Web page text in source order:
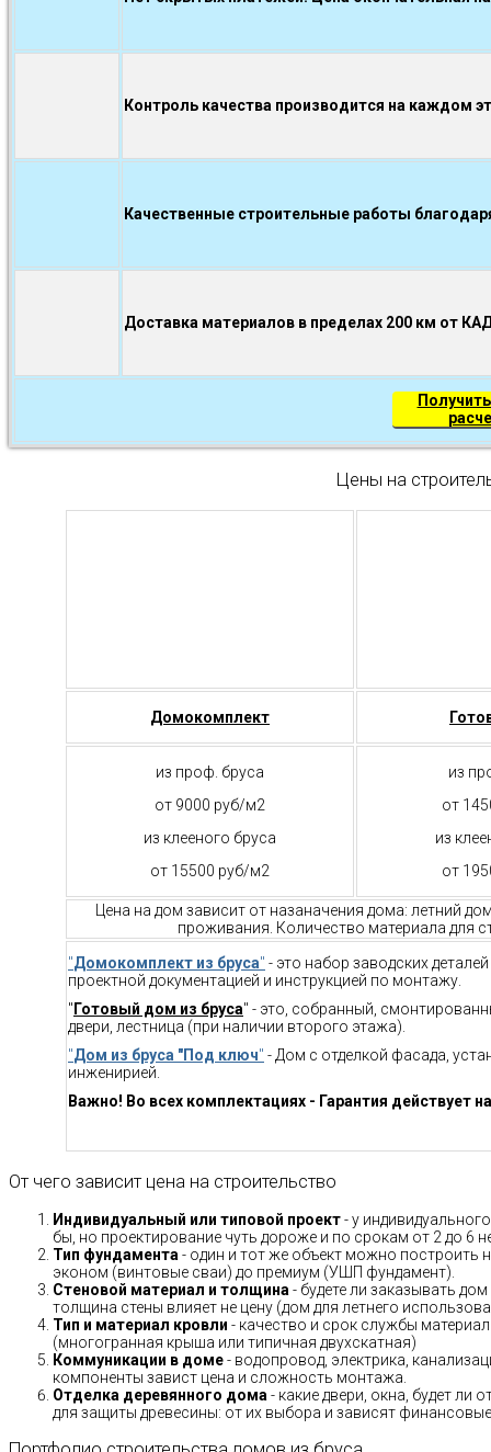
Контроль качества производится на каждом
Качественные строительные работы
Доставка материалов в пределах 200 км от
Цены на
Домокомплект
из проф. бруса
от 9000 руб/м2
из клееного бруса
от 15500 руб/м2
из
от
из
от
Цена на дом зависит от назаначения дома: летний
проживания. Количество материала для
"Домокомплект из бруса" - это набор заводских
проектной документацией и инструкцией по монтажу.
" Готовый дом из бруса" - это, собранный,
двери, лестница (при наличии второго этажа).
"Дом из бруса "Под ключ" - Дом с отделкой фасада,
инженирией.
Важно! Во всех комплектациях - Гарантия действует
От чего зависит цена на строительство
Индивидуальный или типовой проект- у
бы, но проектирование чуть дороже и по срокам от 2 до 6
Тип фундамента - один и тот же объект можно построить
эконом (винтовые сваи) до премиум (УШП фундамент).
Стеновой материал и толщина - будете ли заказывать
толщина стены влияет не цену (дом для летнего
Тип и материал кровли - качество и срок службы
(многогранная крыша или типичная двухскатная)
Коммуникации в доме- водопровод, электрика,
компоненты завист цена и сложность монтажа.
Отделка деревянного дома - какие двери, окна, будет
для защиты древесины: от их выбора и зависят